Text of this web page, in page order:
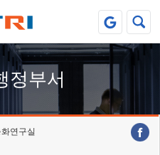
정부서
연구실